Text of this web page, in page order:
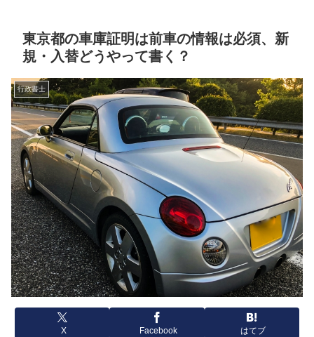
東京都の車庫証明は前車の情報は必須、新
規・入替どうやって書く？
行政書士
X Facebook はてブ